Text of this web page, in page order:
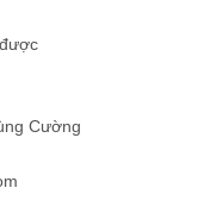
Cường